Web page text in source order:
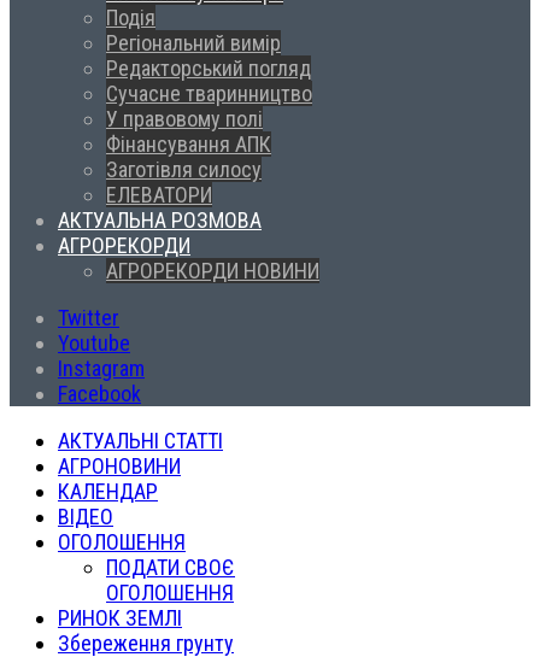
Подія
Регіональний вимір
Редакторський погляд
Сучасне тваринництво
У правовому полі
Фінансування АПК
Заготівля силосу
ЕЛЕВАТОРИ
АКТУАЛЬНА РОЗМОВА
АГРОРЕКОРДИ
АГРОРЕКОРДИ НОВИНИ
Twitter
Youtube
Instagram
Facebook
АКТУАЛЬНІ СТАТТІ
АГРОНОВИНИ
КАЛЕНДАР
ВІДЕО
ОГОЛОШЕННЯ
ПОДАТИ СВОЄ
ОГОЛОШЕННЯ
РИНОК ЗЕМЛІ
Збереження грунту